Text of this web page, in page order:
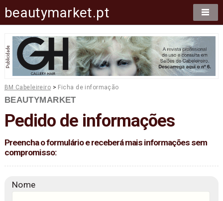
beautymarket.pt
BM Cabeleireiro > Ficha de informação
BEAUTYMARKET
Pedido de informações
Preencha o formulário e receberá mais informações sem
compromisso:
Nome